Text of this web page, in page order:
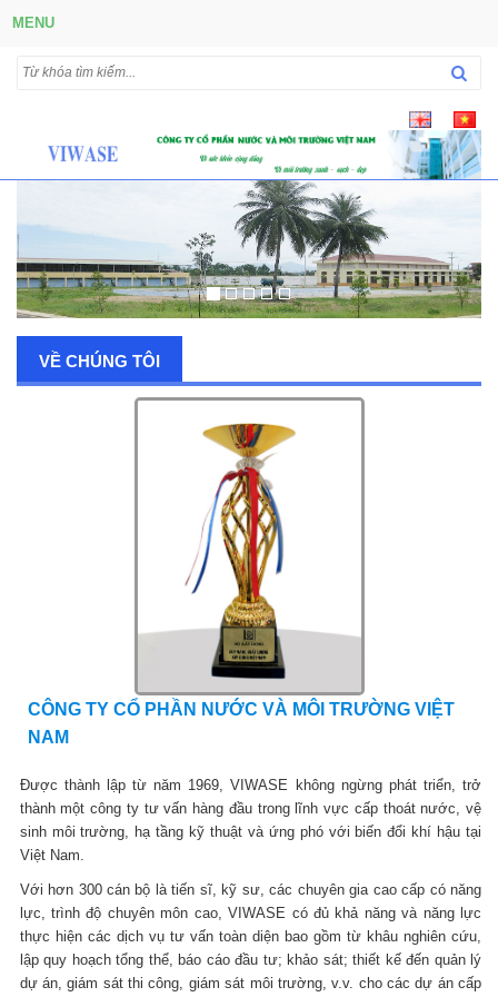
MENU
VỀ CHÚNG TÔI
CÔNG TY CỔ PHẦN NƯỚC VÀ MÔI TRƯỜNG VIỆT
NAM
Được thành lập từ năm 1969, VIWASE không ngừng phát triển, trở
thành một công ty tư vấn hàng đầu trong lĩnh vực cấp thoát nước, vệ
sinh môi trường, hạ tầng kỹ thuật và ứng phó với biến đổi khí hậu tại
Việt Nam.
Với hơn 300 cán bộ là tiến sĩ, kỹ sư, các chuyên gia cao cấp có năng
lực, trình độ chuyên môn cao, VIWASE có đủ khả năng và năng lực
thực hiện các dịch vụ tư vấn toàn diện bao gồm từ khâu nghiên cứu,
lập quy hoạch tổng thể, báo cáo đầu tư; khảo sát; thiết kế đến quản lý
dự án, giám sát thi công, giám sát môi trường, v.v. cho các dự án cấp